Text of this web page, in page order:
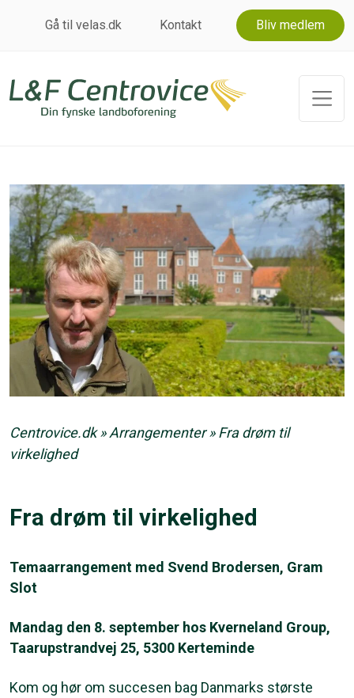
Gå til velas.dk Kontakt Bliv medlem
Centrovice.dk»Arrangementer»Fra drøm til
virkelighed
Fra drøm til virkelighed
Temaarrangement med Svend Brodersen, Gram
Slot
Mandag den 8. september hos Kverneland Group,
Taarupstrandvej 25, 5300 Kerteminde
Kom og hør om succesen bag Danmarks største